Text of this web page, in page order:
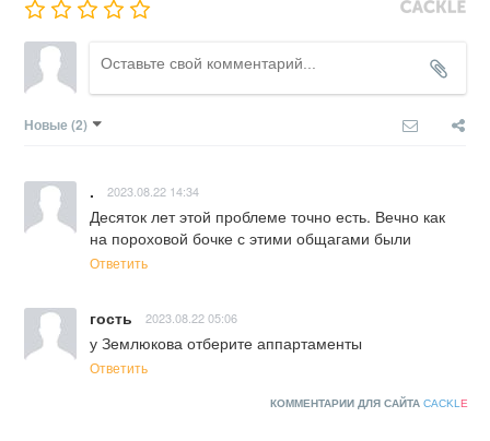
Новые (2)
. 2023.08.22 14:34
Десяток лет этой проблеме точно есть. Вечно как
на пороховой бочке с этими общагами были
Ответить
гость 2023.08.22 05:06
у Землюкова отберите аппартаменты
Ответить
КОММЕНТАРИИ ДЛЯ САЙТА CACKL E